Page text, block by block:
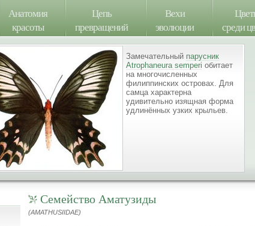
Анатомия
красоты
Цепь
превращений
Вехи
эволюции
среди
Замечательный парусник
Atrophaneura semperi обитает
на многочисленных
филиппинских островах. Для
самца характерна
удивительно изящная форма
удлинённых узких крыльев.
Семейство Аматузиды
(AMATHUSIIDAE)